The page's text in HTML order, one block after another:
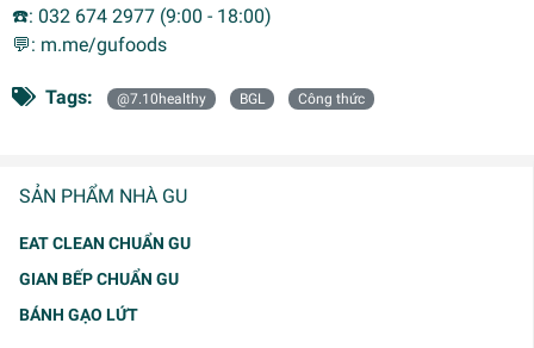
SẢN PHẨM NHÀ GU
EAT CLEAN CHUẨN GU
GIAN BẾP CHUẨN GU
BÁNH GẠO LỨT
☎️: 032 674 2977 (9:00 - 18:00)
💬: m.me/gufoods
Tags: @7.10healthy BGL Công thức